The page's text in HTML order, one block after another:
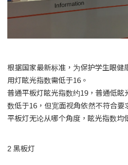
根据国家最新标准，为保护学生眼健
用灯眩光指数需低于16。
普通平板灯眩光指数约19，普通低
数低于16，但宽面视角依然不符合要
平板灯无论从哪个角度，眩光指数均
2 黑板灯